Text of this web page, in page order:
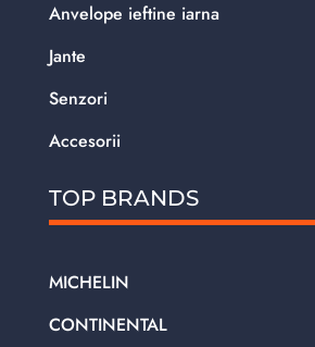
Anvelope ieftine iarna
Jante
Senzori
Accesorii
TOP BRANDS
MICHELIN
CONTINENTAL